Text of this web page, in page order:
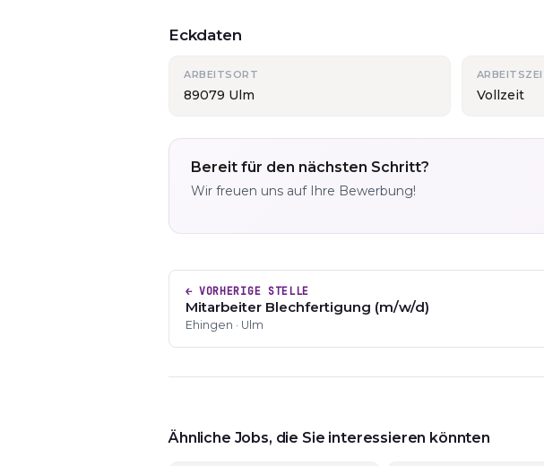
Eckdaten
ARBEITSORT
89079 Ulm Vollzeit
Bereit für den nächsten Schritt?
Wir freuen uns auf Ihre Bewerbung!
← VORHERIGE STELLE
Mitarbeiter Blechfertigung (m/w/d)
Ehingen · Ulm
Ähnliche Jobs, die Sie interessieren könnten